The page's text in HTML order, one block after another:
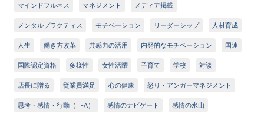
マインドフルネス マネジメント メディア掲載
メンタルプラクティス モチベーション リーダーシップ 人材育成
人生 働き方改革 共感力の活用 内発的なモチベーション 国連
国際認定資格 多様性 女性活躍 子育て 学校 対談
店長に贈る 従業員満足 心の健康 怒り・アンガーマネジメント
思考・感情・行動（TFA） 感情のナビゲート 感情の氷山